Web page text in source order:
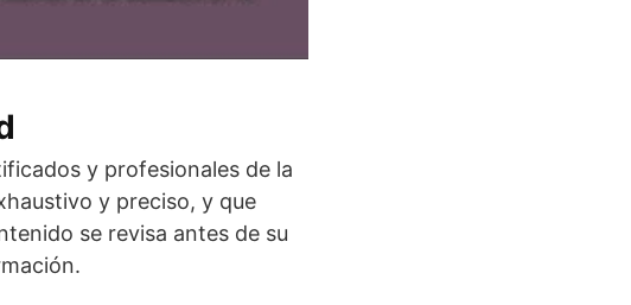
y profesionales de la
y preciso, y que
se revisa antes de su